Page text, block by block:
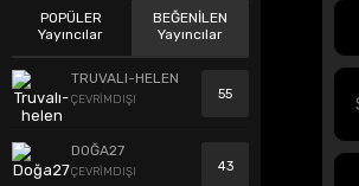
POPÜLER
Yayıncılar
BEĞENİLEN
Yayıncılar
TRUVALI-HELEN
ÇEVRİMDIŞI 55
DOĞA27
ÇEVRİMDIŞI 43